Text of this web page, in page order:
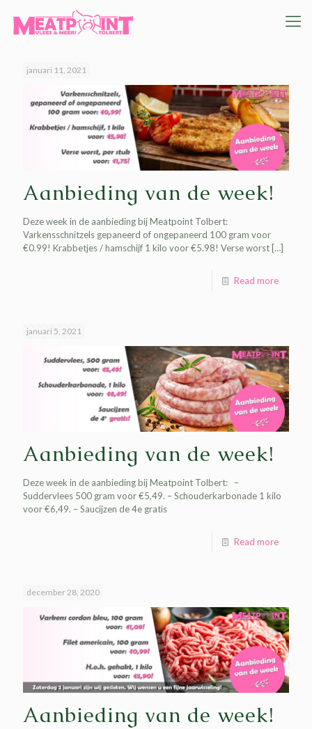
januari 11, 2021
Aanbieding van de week!
Deze week in de aanbieding bij Meatpoint Tolbert:
Varkensschnitzels gepaneerd of ongepaneerd 100 gram voor
€0.99! Krabbetjes / hamschijf 1 kilo voor €5.98! Verse worst […]
Read more
januari 5, 2021
Aanbieding van de week!
Deze week in de aanbieding bij Meatpoint Tolbert: –
Suddervlees 500 gram voor €5,49. – Schouderkarbonade 1 kilo
voor €6,49. – Saucijzen de 4e gratis
Read more
december 28, 2020
Aanbieding van de week!